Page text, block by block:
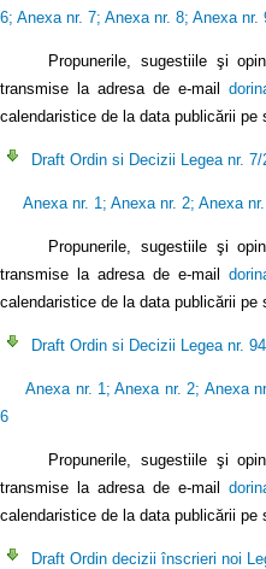
6; Anexa nr. 7; Anexa nr. 8; Anexa nr.
Propunerile, sugestiile şi
transmise la adresa de e-mail
calendaristice de la data publicării pe
Draft Ordin si Decizii Legea nr. 7/
Anexa nr. 1 ; Anexa nr. 2; Anexa
Propunerile, sugestiile şi
transmise la adresa de e-mail
calendaristice de la data publicării pe
Draft Ordin si Decizii Legea nr.
Anexa nr. 1 ;Anexa nr. 2; Anexa
6
Propunerile, sugestiile şi
transmise la adresa de e-mail
calendaristice de la data publicării pe
Draft Ordin decizii înscrieri noi